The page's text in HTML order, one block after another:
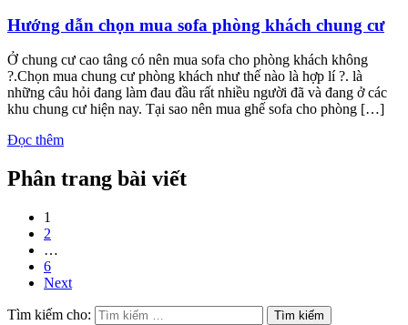
Hướng dẫn chọn mua sofa phòng khách chung cư
Ở chung cư cao tâng có nên mua sofa cho phòng khách không
?.Chọn mua chung cư phòng khách như thế nào là hợp lí ?. là
những câu hỏi đang làm đau đầu rất nhiều người đã và đang ở các
khu chung cư hiện nay. Tại sao nên mua ghế sofa cho phòng […]
Đọc thêm
Phân trang bài viết
1
2
…
6
Next
Tìm kiếm cho: